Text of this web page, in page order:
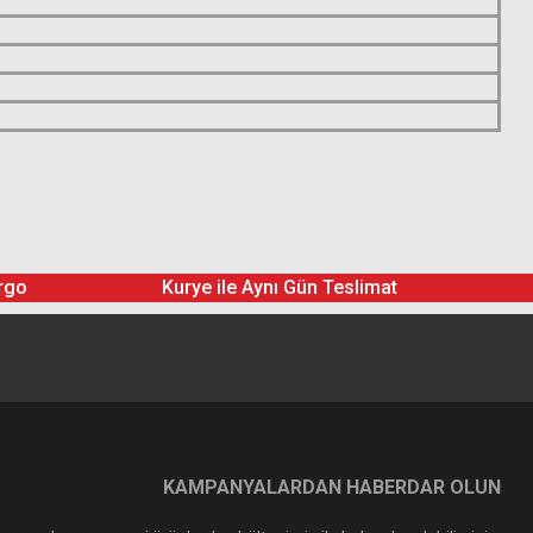
Kurye ile Aynı Gün Teslimat
KAMPANYALARDAN HABERDAR OLUN